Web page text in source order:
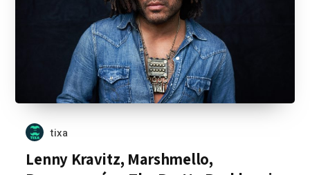
tixa
Lenny Kravitz, Marshmello,